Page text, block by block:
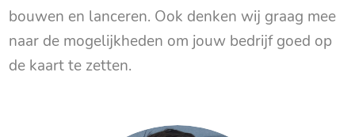
bouwen en lanceren. Ook denken wij graag mee
naar de mogelijkheden om jouw bedrijf goed op
de kaart te zetten.